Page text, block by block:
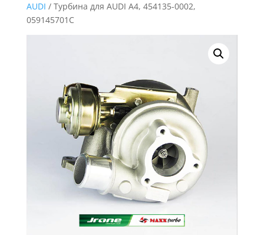
AUDI / Турбина для AUDI A4, 454135-0002,
059145701C